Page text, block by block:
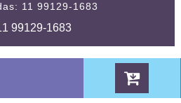
11 99129-1683
99129-1683